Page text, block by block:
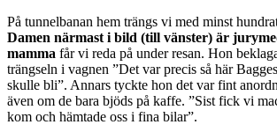
På tunnelbanan hem trängs vi med minst
Damen närmast i bild (till vänster) är
mamma får vi reda på under resan. Hon
trängseln i vagnen ”Det var precis så här
skulle bli”. Annars tyckte hon det var fint
även om de bara bjöds på kaffe. ”Sist fick vi
kom och hämtade oss i fina bilar”.